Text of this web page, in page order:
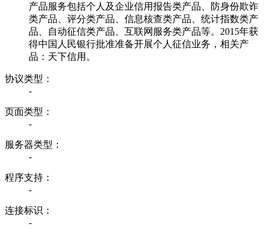
产品服务包括个人及企业信用报告类产品、防身份欺诈
类产品、评分类产品、信息核查类产品、统计指数类产
品、自动征信类产品、互联网服务类产品等。2015年获
得中国人民银行批准准备开展个人征信业务，相关产
品：天下信用。
协议类型：
-
页面类型：
-
服务器类型：
-
程序支持：
-
连接标识：
-